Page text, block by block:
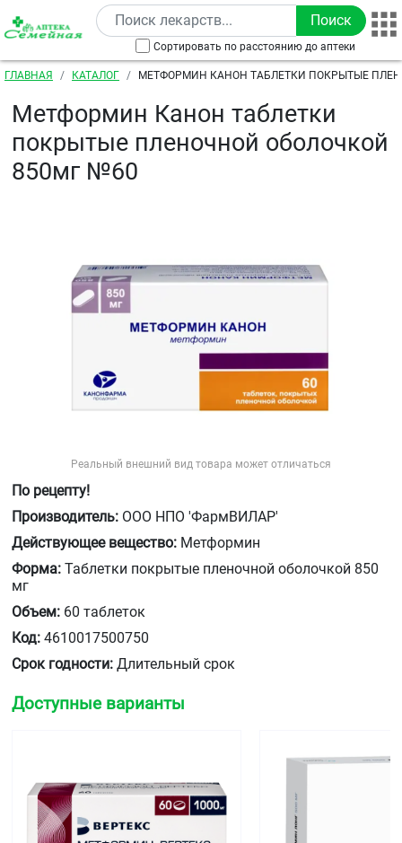
Перейти к основному содержанию
Сортировать по расстоянию до аптеки
Строка навигации
ГЛАВНАЯ КАТАЛОГ
МЕТФОРМИН КАНОН ТАБЛЕТКИ ПОКРЫТЫЕ
Метформин Канон таблетки
покрытые пленочной оболочкой
850мг №60
Реальный внешний вид товара может отличаться
По рецепту!
Производитель: ООО НПО 'ФармВИЛАР'
Действующее вещество: Метформин
Форма: Таблетки покрытые пленочной оболочкой 850
мг
Объем: 60 таблеток
Код: 4610017500750
Срок годности: Длительный срок
Доступные варианты